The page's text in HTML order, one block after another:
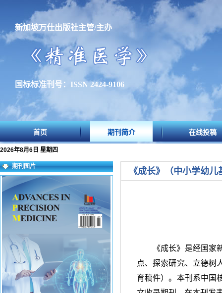
新加坡万仕出版社主管/主办
国标标准刊号：ISSN 2424-9106
首页 期刊简介 在线投稿
2026年8月6日 星期四
期刊图片 《成长》（中小学幼
《成长》是经国家
点、探索研究、立德树
育稿件）。本刊系中国